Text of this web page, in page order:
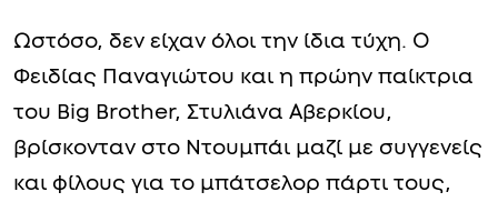
Ωστόσο, δεν είχαν όλοι την ίδια τύχη. Ο
Φειδίας Παναγιώτου και η πρώην παίκτρια
του Big Brother, Στυλιάνα Αβερκίου,
βρίσκονταν στο Ντουμπάι μαζί με συγγενείς
και φίλους για το μπάτσελορ πάρτι τους,